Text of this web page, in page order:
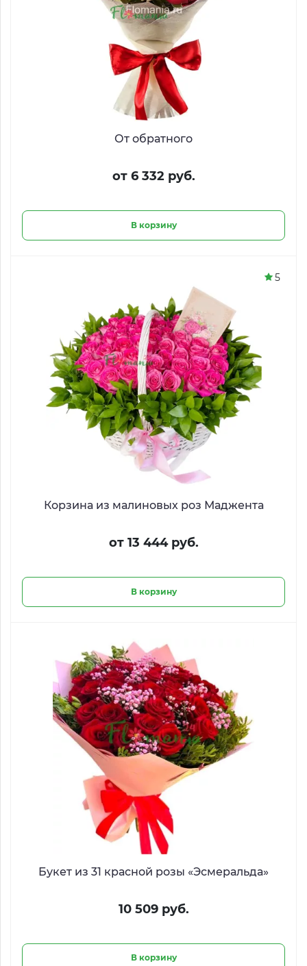
От обратного
от 6 332 руб.
В корзину
Корзина из малиновых роз Маджента
от 13 444 руб.
В корзину
5
Букет из 31 красной розы «Эсмеральда»
10 509 руб.
В корзину